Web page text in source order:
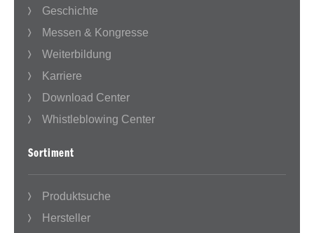
Geschichte
Messen & Kongresse
Weiterbildung
Karriere
Download Center
Whistleblowing Center
Sortiment
Produktsuche
Hersteller